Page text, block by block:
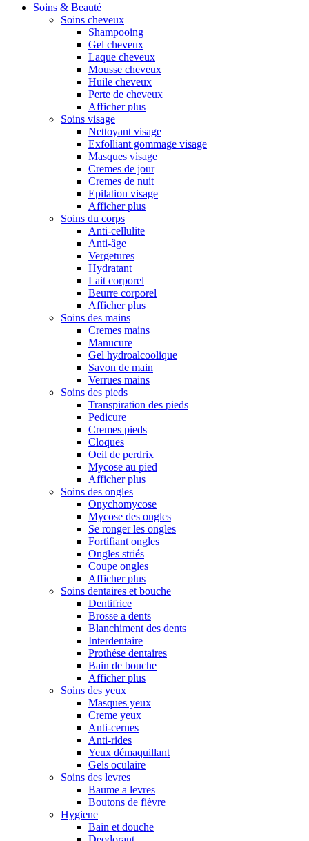
Soins & Beauté
Soins cheveux
Shampooing
Gel cheveux
Laque cheveux
Mousse cheveux
Huile cheveux
Perte de cheveux
Afficher plus
Soins visage
Nettoyant visage
Exfolliant gommage visage
Masques visage
Cremes de jour
Cremes de nuit
Epilation visage
Afficher plus
Soins du corps
Anti-cellulite
Anti-âge
Vergetures
Hydratant
Lait corporel
Beurre corporel
Afficher plus
Soins des mains
Cremes mains
Manucure
Gel hydroalcoolique
Savon de main
Verrues mains
Soins des pieds
Transpiration des pieds
Pedicure
Cremes pieds
Cloques
Oeil de perdrix
Mycose au pied
Afficher plus
Soins des ongles
Onychomycose
Mycose des ongles
Se ronger les ongles
Fortifiant ongles
Ongles striés
Coupe ongles
Afficher plus
Soins dentaires et bouche
Dentifrice
Brosse a dents
Blanchiment des dents
Interdentaire
Prothése dentaires
Bain de bouche
Afficher plus
Soins des yeux
Masques yeux
Creme yeux
Anti-cernes
Anti-rides
Yeux démaquillant
Gels oculaire
Soins des levres
Baume a levres
Boutons de fièvre
Hygiene
Bain et douche